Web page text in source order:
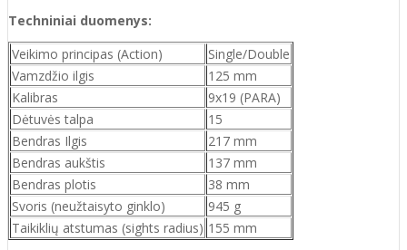
Techniniai duomenys:
Veikimo principas (Action)
Single/Double
Vamzdžio ilgis
125 mm
Kalibras
9x19 (PARA)
Dėtuvės talpa
15
Bendras Ilgis
217 mm
Bendras aukštis
137 mm
Bendras plotis
38 mm
Svoris (neužtaisyto ginklo)
945 g
Taikiklių atstumas (sights radius) 155 mm